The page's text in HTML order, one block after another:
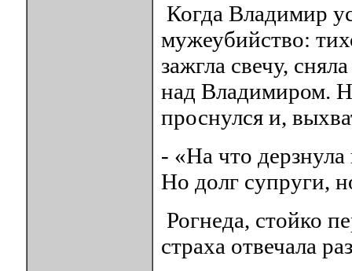
Когда Владимир
мужеубийство:
зажгла свечу,
над Владимиром.
проснулся и,
- «На что дерзнула
Но долг супруги,
Рогнеда, стойко
страха отвечала